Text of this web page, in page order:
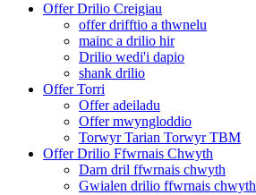
Offer Drilio Creigiau
offer drifftio a thwnelu
mainc a drilio hir
Drilio wedi'i dapio
shank drilio
Offer Torri
Offer adeiladu
Offer mwyngloddio
Torwyr Tarian Torwyr TBM
Offer Drilio Ffwrnais Chwyth
Darn dril ffwrnais chwyth
Gwialen drilio ffwrnais chwyth